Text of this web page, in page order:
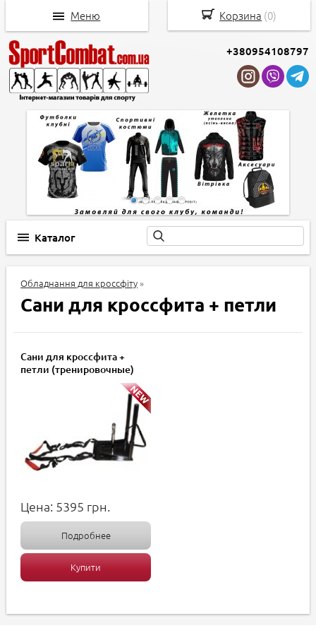
+380954108797
Каталог
Обладнання для кроссфіту»
Сани для кроссфита + петли
Сани для кроссфита +
петли (тренировочные)
Цена: 5395 грн.
Подробнее
Купити
Корзина (0)
Меню